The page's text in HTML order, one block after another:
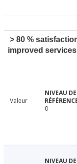
> 80 %
improved services
Valeur
0